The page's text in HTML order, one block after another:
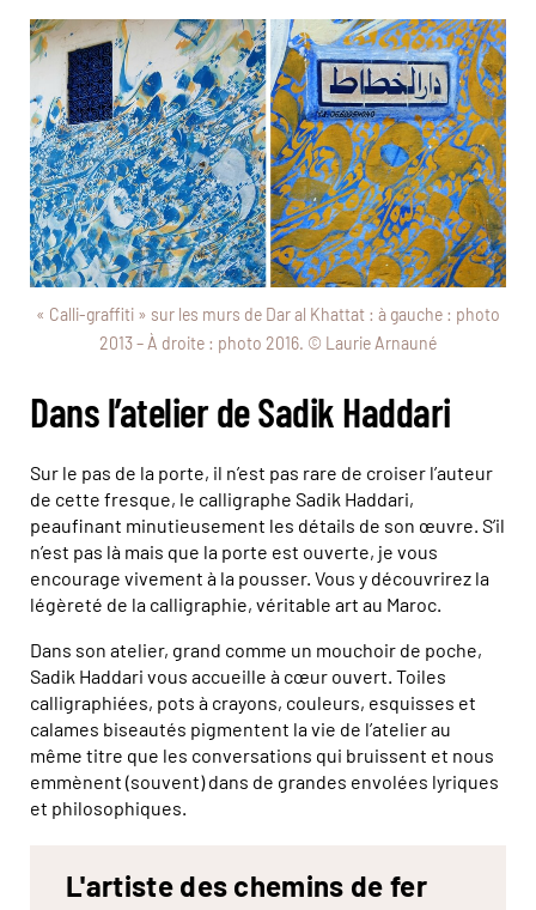
« Calli-graffiti » sur les murs de Dar al Khattat : à gauche : photo
2013 – À droite : photo 2016. © Laurie Arnauné
Dans l’atelier de Sadik Haddari
Sur le pas de la porte, il n’est pas rare de croiser l’auteur
de cette fresque, le calligraphe Sadik Haddari,
peaufinant minutieusement les détails de son œuvre. S’il
n’est pas là mais que la porte est ouverte, je vous
encourage vivement à la pousser. Vous y découvrirez la
légèreté de la calligraphie, véritable art au Maroc.
Dans son atelier, grand comme un mouchoir de poche,
Sadik Haddari vous accueille à cœur ouvert. Toiles
calligraphiées, pots à crayons, couleurs, esquisses et
calames biseautés pigmentent la vie de l’atelier au
même titre que les conversations qui bruissent et nous
emmènent (souvent) dans de grandes envolées lyriques
et philosophiques.
L'artiste des chemins de fer